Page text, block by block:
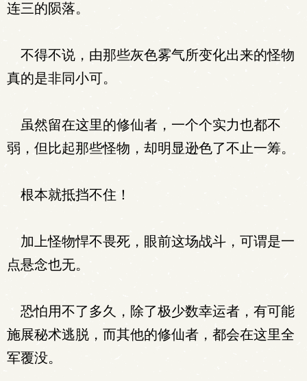
连三的陨落。
不得不说，由那些灰色雾气所变化出来的怪物
真的是非同小可。
虽然留在这里的修仙者，一个个实力也都不
弱，但比起那些怪物，却明显逊色了不止一筹。
根本就抵挡不住！
加上怪物悍不畏死，眼前这场战斗，可谓是一
点悬念也无。
恐怕用不了多久，除了极少数幸运者，有可能
施展秘术逃脱，而其他的修仙者，都会在这里全
军覆没。